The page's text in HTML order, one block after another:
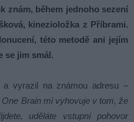
znám, během jednoho sezení
kinezioložka z Příbrami.
této metodě ani jejím
se jim smál.
vyrazil na známou adresu –
One Brain mi vyhovuje v tom, že
uděláte vstupní pohovor